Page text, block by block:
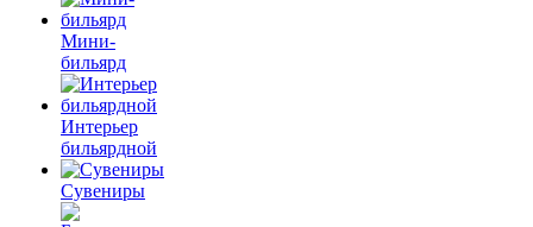
Мини-
бильярд
Интерьер
бильярдной
Сувениры